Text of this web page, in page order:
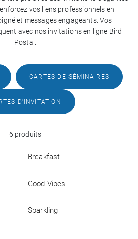
vos liens professionnels en
et messages engageants. Vos
avec nos invitations en ligne Bird
Postal.
CARTES DE SÉMINAIRES
D'INVITATION
6 produits
Breakfast
Good Vibes
Sparkling